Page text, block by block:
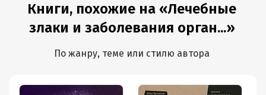
Книги, похожие на «Лечебные
злаки и заболевания орган...»
По жанру, теме или стилю автора